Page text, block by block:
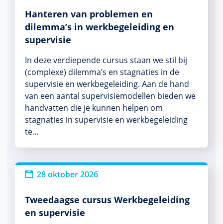
Hanteren van problemen en
dilemma’s in werkbegeleiding en
supervisie
In deze verdiepende cursus staan we stil bij
(complexe) dilemma’s en stagnaties in de
supervisie en werkbegeleiding. Aan de hand
van een aantal supervisiemodellen bieden we
handvatten die je kunnen helpen om
stagnaties in supervisie en werkbegeleiding
te…
28 oktober 2026
Tweedaagse cursus Werkbegeleiding
en supervisie